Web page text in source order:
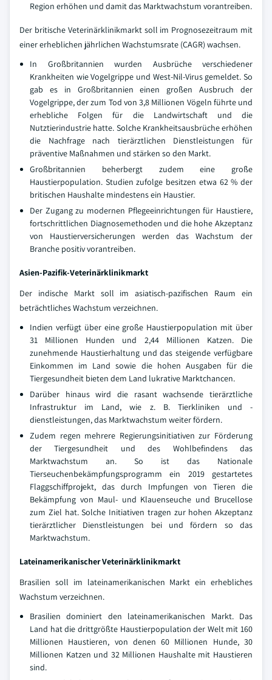
Region erhöhen und damit das Marktwachstum vorantreiben.
Der britische Veterinärklinikmarkt soll im Prognosezeitraum mit
einer erheblichen jährlichen Wachstumsrate (CAGR) wachsen.
In Großbritannien wurden Ausbrüche verschiedener
Krankheiten wie Vogelgrippe und West-Nil-Virus gemeldet. So
gab es in Großbritannien einen großen Ausbruch der
Vogelgrippe, der zum Tod von 3,8 Millionen Vögeln führte und
erhebliche Folgen für die Landwirtschaft und die
Nutztierindustrie hatte. Solche Krankheitsausbrüche erhöhen
die Nachfrage nach tierärztlichen Dienstleistungen für
präventive Maßnahmen und stärken so den Markt.
Großbritannien beherbergt zudem eine große
Haustierpopulation. Studien zufolge besitzen etwa 62 % der
britischen Haushalte mindestens ein Haustier.
Der Zugang zu modernen Pflegeeinrichtungen für Haustiere,
fortschrittlichen Diagnosemethoden und die hohe Akzeptanz
von Haustierversicherungen werden das Wachstum der
Branche positiv vorantreiben.
Asien-Pazifik-Veterinärklinikmarkt
Der indische Markt soll im asiatisch-pazifischen Raum ein
beträchtliches Wachstum verzeichnen.
Indien verfügt über eine große Haustierpopulation mit über
31 Millionen Hunden und 2,44 Millionen Katzen. Die
zunehmende Haustierhaltung und das steigende verfügbare
Einkommen im Land sowie die hohen Ausgaben für die
Tiergesundheit bieten dem Land lukrative Marktchancen.
Darüber hinaus wird die rasant wachsende tierärztliche
Infrastruktur im Land, wie z. B. Tierkliniken und -
dienstleistungen, das Marktwachstum weiter fördern.
Zudem regen mehrere Regierungsinitiativen zur Förderung
der Tiergesundheit und des Wohlbefindens das
Marktwachstum an. So ist das Nationale
Tierseuchenbekämpfungsprogramm ein 2019 gestartetes
Flaggschiffprojekt, das durch Impfungen von Tieren die
Bekämpfung von Maul- und Klauenseuche und Brucellose
zum Ziel hat. Solche Initiativen tragen zur hohen Akzeptanz
tierärztlicher Dienstleistungen bei und fördern so das
Marktwachstum.
Lateinamerikanischer Veterinärklinikmarkt
Brasilien soll im lateinamerikanischen Markt ein erhebliches
Wachstum verzeichnen.
Brasilien dominiert den lateinamerikanischen Markt. Das
Land hat die drittgrößte Haustierpopulation der Welt mit 160
Millionen Haustieren, von denen 60 Millionen Hunde, 30
Millionen Katzen und 32 Millionen Haushalte mit Haustieren
sind.